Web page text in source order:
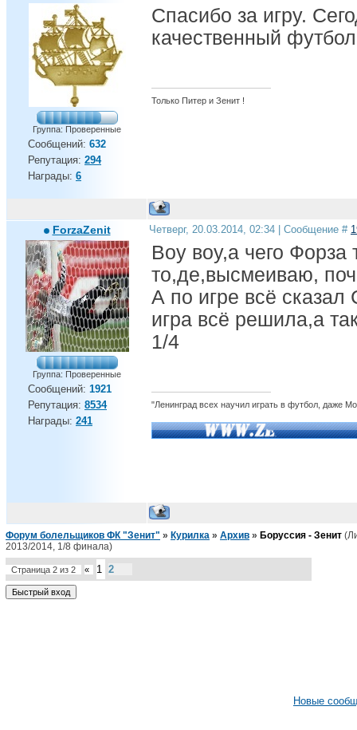
Группа: Проверенные
Сообщений: 632
Репутация: 294
Награды: 6
Спасибо за игру.
качественный
Только Питер и Зенит !
ForzaZenit
Группа: Проверенные
Сообщений: 1921
Репутация: 8534
Награды: 241
Четверг, 20.03.2014, 02:34 | Сообщение #
Воу воу,а чего Форза
то,де,высмеиваю,
А по игре всё сказал
игра всё решила,а
1/4
"Ленинград всех научил играть в футбол, даже
Форум болельщиков ФК "Зенит" » Курилка » Архив » Боруссия - Зенит
2013/2014, 1/8 финала)
Страница 2 из 2 « 1 2
Новые